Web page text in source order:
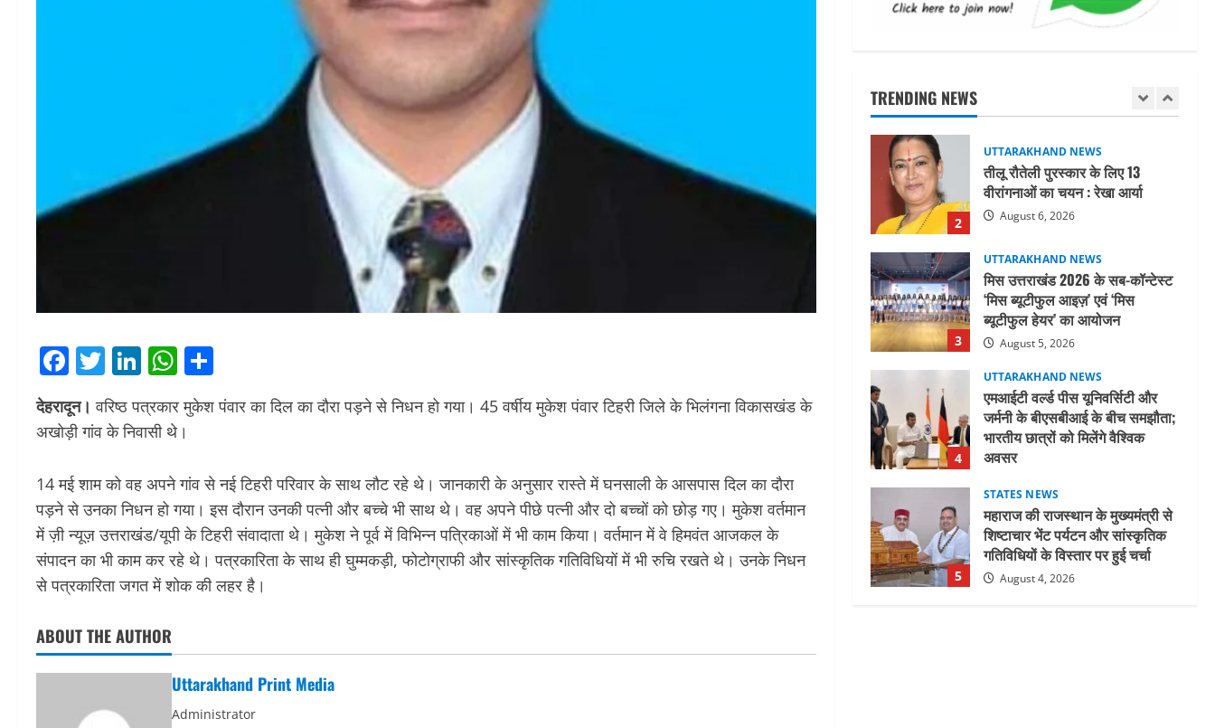
Facebook
Twitter
LinkedIn
WhatsApp
देहरादून। वरिष्ठ पत्रकार मुकेश पंवार का दिल का दौरा पड़ने से निधन हो गया। 45 वर्षीय मुकेश पंवार टिहरी जिले के भिलंगना विकासखंड के
अखोड़ी गांव के निवासी थे।
14मईशाम को वह अपने गांव से नई टिहरी परिवार के साथ लौट रहे थे। जानकारी के अनुसार रास्ते में घनसाली के आसपास दिल का दौरा
पड़ने से उनका निधन हो गया। इस दौरान उनकी पत्नी और बच्चे भी साथ थे। वह अपने पीछे पत्नी और दो बच्चों को छोड़ गए। मुकेश वर्तमान
में ज़ी न्यूज़ उत्तराखंड/यूपी के टिहरी संवादाता थे। मुकेश ने पूर्व में विभिन्न पत्रिकाओं में भी काम किया। वर्तमान में वे हिमवंत आजकल के
संपादन का भी काम कर रहे थे। पत्रकारिता के साथ ही घुम्मकड़ी, फोटोग्राफी और सांस्कृतिक गतिविधियों में भी रुचि रखते थे। उनके निधन
से पत्रकारिता जगत में शोक की लहर है।
ABOUT THE AUTHOR
Uttarakhand Print Media
Administrator
TRENDING NEWS
1
UTTARAKHAND NEWS
आपत्ति निस्तारण शिविर की व्यवस्थाओं
का लिया जायजा
August 6, 2026
2
UTTARAKHAND NEWS
तीलू रौतेली पुरस्कार के लिए 13
वीरांगनाओं का चयन : रेखा आर्या
August 6, 2026
3
UTTARAKHAND NEWS
मिस उत्तराखंड 2026 के सब-कॉन्टेस्ट
‘मिस ब्यूटीफुल आइज़’ एवं ‘मिस
ब्यूटीफुल हेयर’ का आयोजन
August 5, 2026
4
UTTARAKHAND NEWS
एमआईटी वर्ल्ड पीस यूनिवर्सिटी और
जर्मनी के बीएसबीआई के बीच समझौता;
भारतीय छात्रों को मिलेंगे वैश्विक
अवसर
5
STATES NEWS
महाराज की राजस्थान के मुख्यमंत्री से
शिष्टाचार भेंट पर्यटन और सांस्कृतिक
गतिविधियों के विस्तार पर हुई चर्चा
August 4, 2026